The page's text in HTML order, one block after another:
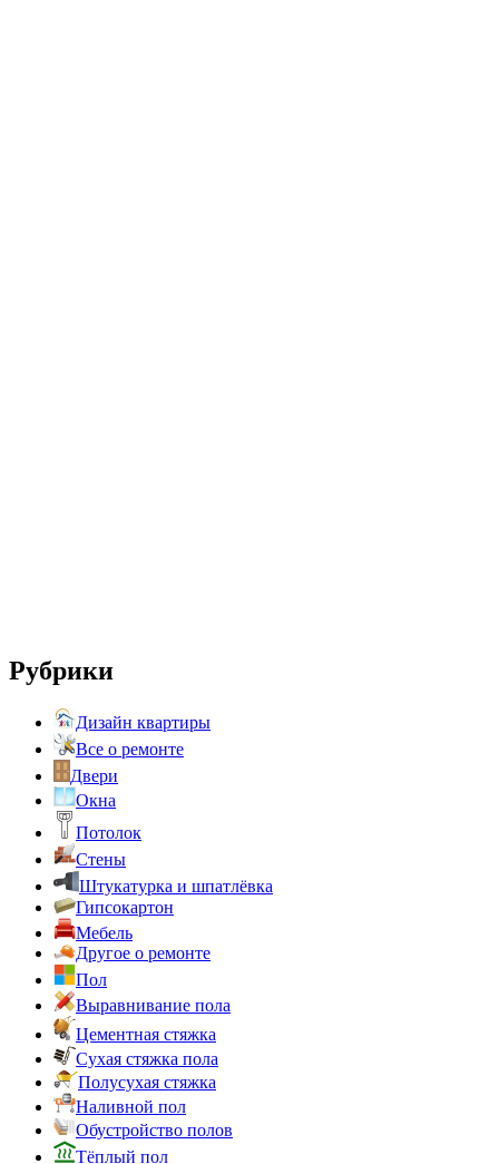
Рубрики
Дизайн квартиры
Все о ремонте
Двери
Окна
Потолок
Стены
Штукатурка и шпатлёвка
Гипсокартон
Мебель
Другое о ремонте
Пол
Выравнивание пола
Цементная стяжка
Сухая стяжка пола
Полусухая стяжка
Наливной пол
Обустройство полов
Тёплый пол